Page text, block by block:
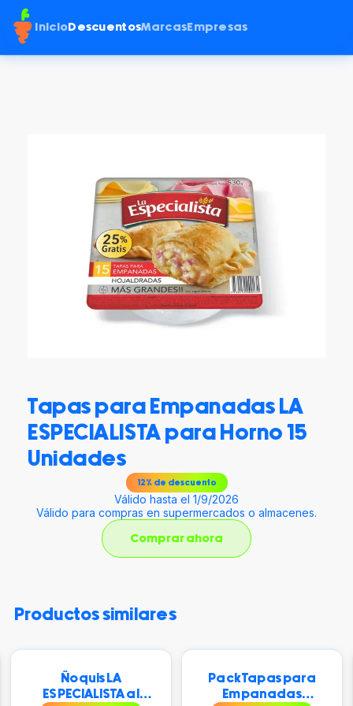
Inicio DescuentosMarcas Empresas
Tapas para Empanadas LA
ESPECIALISTA para Horno 15
Unidades
12% de descuento
Válido hasta el 1/9/2026
Válido para compras en supermercados o almacenes.
Comprar ahora
productos similares
Ñoquis LA
ESPECIALISTA al
Pack Tapas para
Empanadas